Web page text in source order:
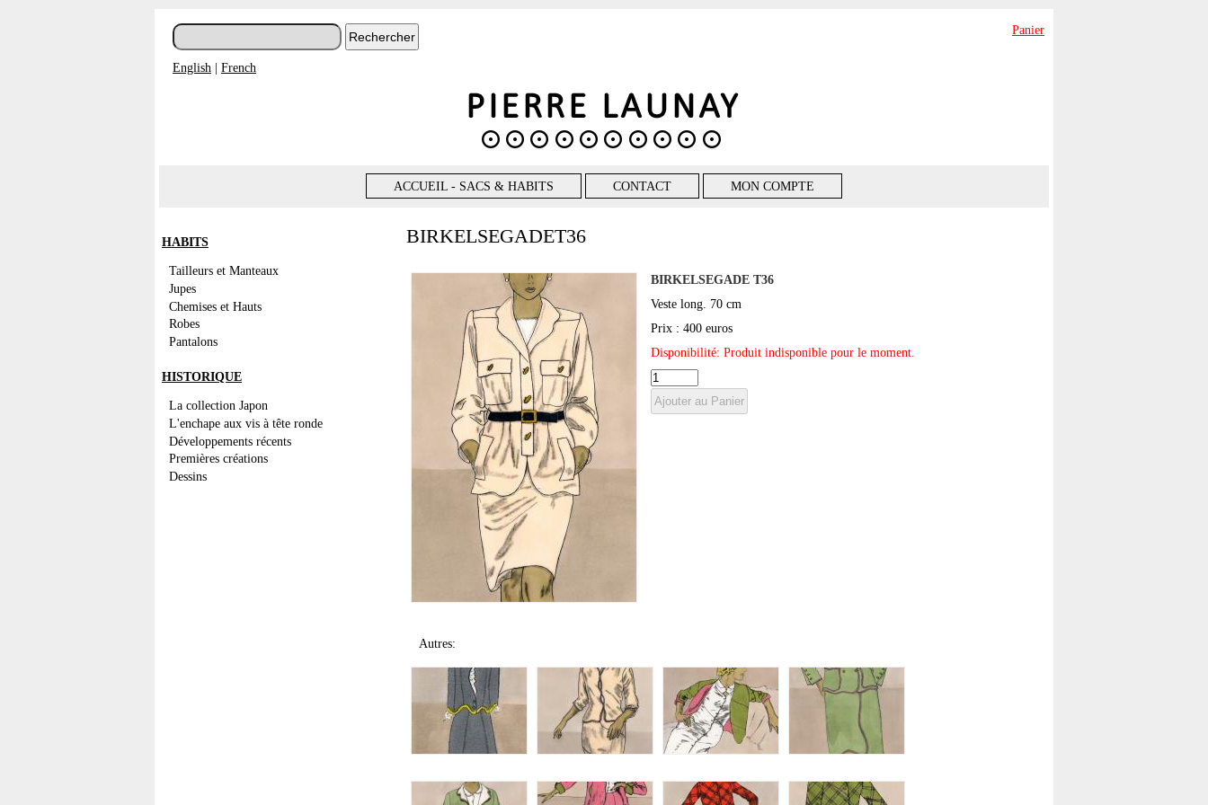
English | French
Panier
ACCUEIL - SACS & HABITS CONTACT MON COMPTE
HABITS
Tailleurs et Manteaux
Jupes
Chemises et Hauts
Robes
Pantalons
HISTORIQUE
La collection Japon
L'enchape aux vis à tête ronde
Développements récents
Premières créations
Dessins
BIRKELSEGADET36
BIRKELSEGADE T36
Veste long. 70 cm
Prix : 400 euros
Disponibilité: Produit indisponible pour le moment.
Autres: